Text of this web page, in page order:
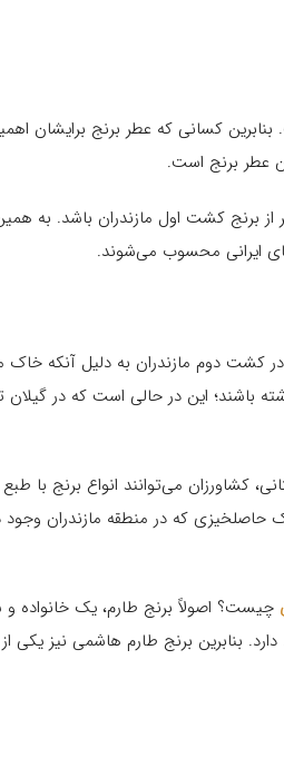
کسانی که عطر برنج برایشان
عطر برنج است.
برنج کشت اول مازندران باشد. به
ایرانی محسوب می‌شوند.
کشت دوم مازندران به دلیل آنکه
باشند؛ این در حالی است که در گیلان
کشاورزان می‌توانند انواع برنج با
که در منطقه مازندران وجود
چیست؟ اصولاً برنج طارم، یک خانواده
بنابرین برنج طارم هاشمی نیز یکی